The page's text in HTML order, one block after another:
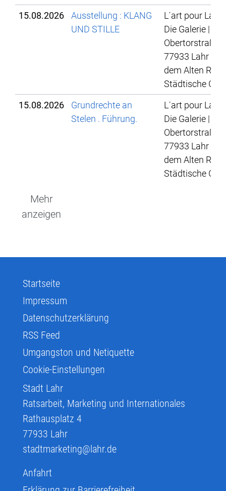
15.08.2026
Ausstellung : KLANG
UND STILLE
L´art pour Lahr
Die Galerie |
Obertorstraße
77933 Lahr |
dem Alten
Städtische
15.08.2026
Grundrechte an
Stelen . Führung.
L´art pour Lahr
Die Galerie |
Obertorstraße
77933 Lahr |
dem Alten
Städtische
Mehr
anzeigen
Startseite
Impressum
Datenschutzerklärung
RSS Feed
Umgangston und Netiquette
Cookie-Einstellungen
Stadt Lahr
Ratsarbeit, Marketing und Internationales
Rathausplatz 4
77933 Lahr
stadtmarketing@lahr.de
Anfahrt